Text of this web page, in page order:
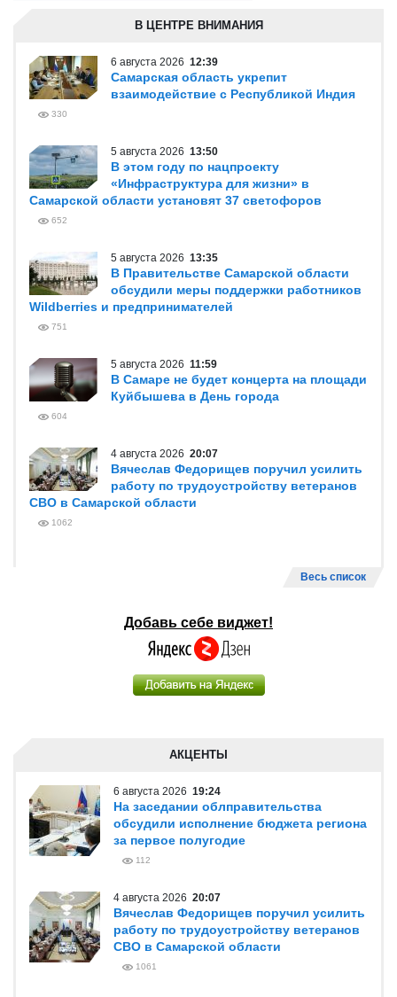
В ЦЕНТРЕ ВНИМАНИЯ
6 августа 2026 12:39
Самарская область укрепит
взаимодействие с Республикой Индия
330
5 августа 2026 13:50
В этом году по нацпроекту
«Инфраструктура для жизни» в
Самарской области установят 37 светофоров
652
5 августа 2026 13:35
В Правительстве Самарской области
обсудили меры поддержки работников
Wildberries и предпринимателей
751
5 августа 2026 11:59
В Самаре не будет концерта на площади
Куйбышева в День города
604
4 августа 2026 20:07
Вячеслав Федорищев поручил усилить
работу по трудоустройству ветеранов
СВО в Самарской области
1062
Весь список
Добавь себе виджет!
АКЦЕНТЫ
6 августа 2026 19:24
На заседании облправительства
обсудили исполнение бюджета региона
за первое полугодие
112
4 августа 2026 20:07
Вячеслав Федорищев поручил усилить
работу по трудоустройству ветеранов
СВО в Самарской области
1061